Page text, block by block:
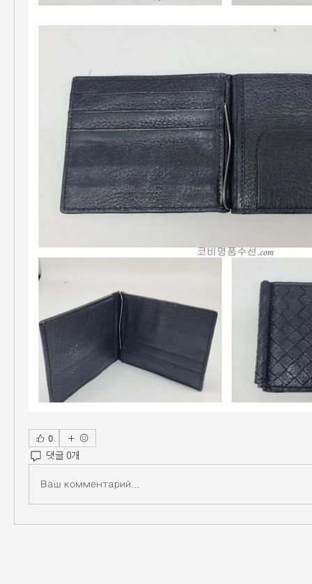
0
댓글 0개
Ваш комментарий...